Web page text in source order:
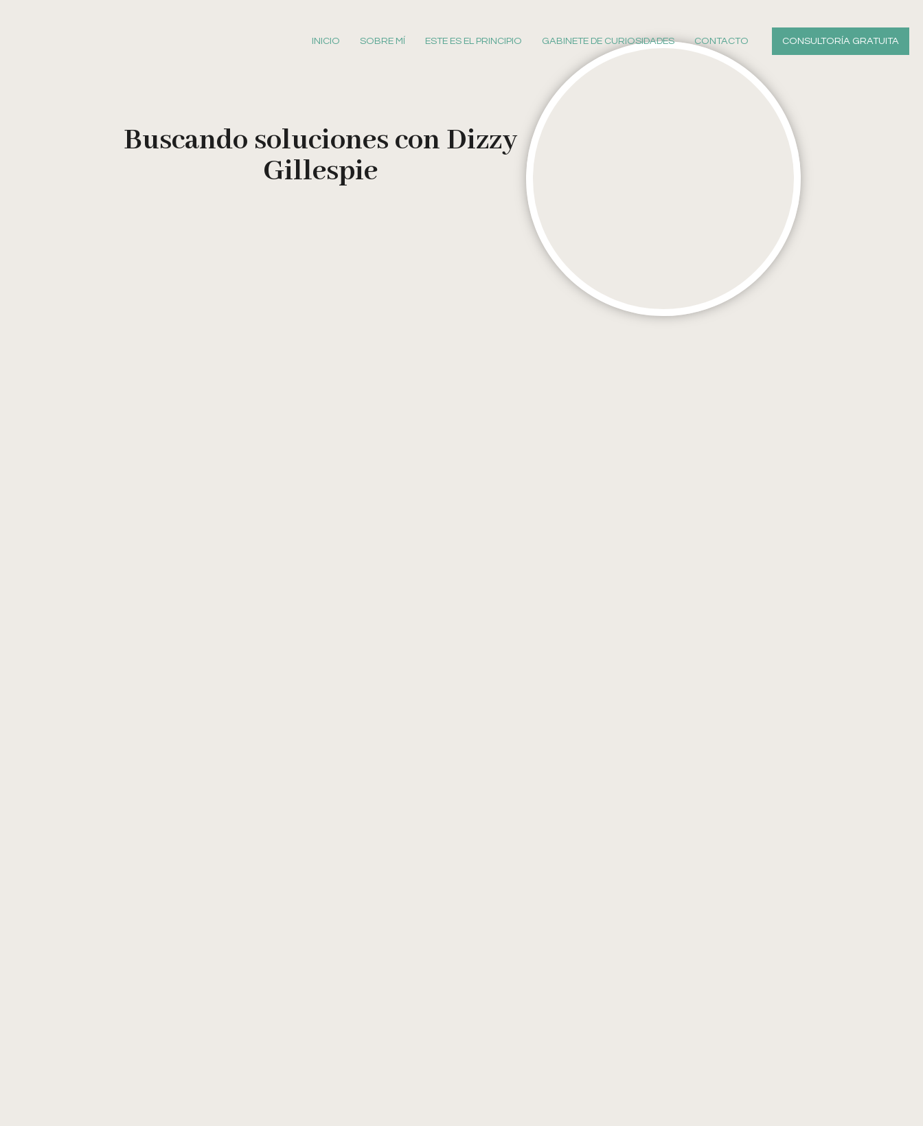
INICIO SOBRE MÍ ESTE ES EL PRINCIPIO GABINETE DE CURIOSIDADES CONTACTO CONSULTORÍA GRATUITA
Buscando soluciones con Dizzy
Gillespie